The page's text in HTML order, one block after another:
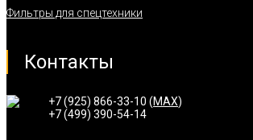
Фильтры для спецтехники
Контакты
+7 (925) 866-33-10 (MAX)
+7 (499) 390-54-14